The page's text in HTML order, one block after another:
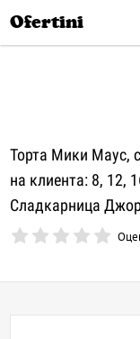
Ofertini
Торта Мики Маус,
на клиента: 8, 12,
Сладкарница